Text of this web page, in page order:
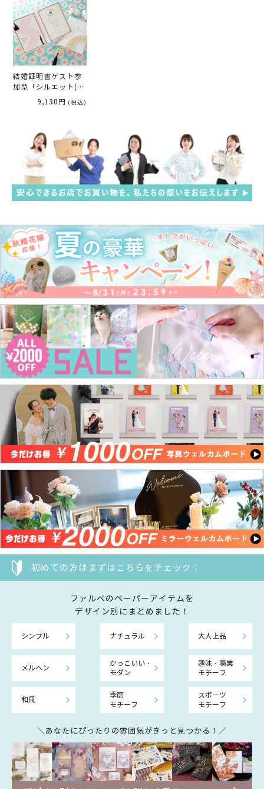
結婚証明書ゲスト参
加型「シルエット(50
～100名様用）」
9,130円 (税込)
初めての方はまずはこちらをチェック！
ファルべのペーパーアイテムを
デザイン別にまとめました！
シンプル ナチュラル 大人上品
メルヘン
かっこいい・
モダン
趣味・職業
モチーフ
和風
季節
モチーフ
スポーツ
モチーフ
＼あなたにぴったりの雰囲気がきっと見つかる！／